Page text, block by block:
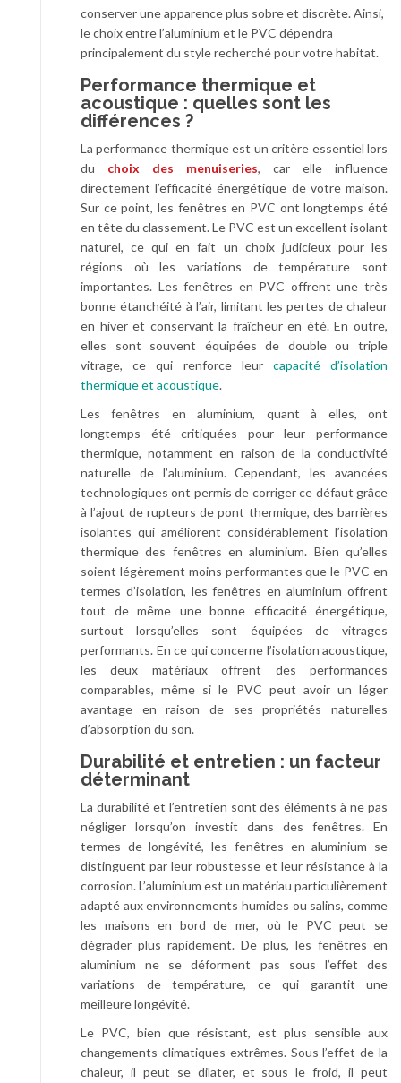
conserver une apparence plus sobre et discrète. Ainsi,
le choix entre l’aluminium et le PVC dépendra
principalement du style recherché pour votre habitat.
Performance thermique et
acoustique : quelles sont les
différences ?
La performance thermique est un critère essentiel lors
du choix des menuiseries, car elle influence
directement l’efficacité énergétique de votre maison.
Sur ce point, les fenêtres en PVC ont longtemps été
en tête du classement. Le PVC est un excellent isolant
naturel, ce qui en fait un choix judicieux pour les
régions où les variations de température sont
importantes. Les fenêtres en PVC offrent une très
bonne étanchéité à l’air, limitant les pertes de chaleur
en hiver et conservant la fraîcheur en été. En outre,
elles sont souvent équipées de double ou triple
vitrage, ce qui renforce leur capacité d’isolation
thermique et acoustique.
Les fenêtres en aluminium, quant à elles, ont
longtemps été critiquées pour leur performance
thermique, notamment en raison de la conductivité
naturelle de l’aluminium. Cependant, les avancées
technologiques ont permis de corriger ce défaut grâce
à l’ajout de rupteurs de pont thermique, des barrières
isolantes qui améliorent considérablement l’isolation
thermique des fenêtres en aluminium. Bien qu’elles
soient légèrement moins performantes que le PVC en
termes d’isolation, les fenêtres en aluminium offrent
tout de même une bonne efficacité énergétique,
surtout lorsqu’elles sont équipées de vitrages
performants. En ce qui concerne l’isolation acoustique,
les deux matériaux offrent des performances
comparables, même si le PVC peut avoir un léger
avantage en raison de ses propriétés naturelles
d’absorption du son.
Durabilité et entretien : un facteur
déterminant
La durabilité et l’entretien sont des éléments à ne pas
négliger lorsqu’on investit dans des fenêtres. En
termes de longévité, les fenêtres en aluminium se
distinguent par leur robustesse et leur résistance à la
corrosion. L’aluminium est un matériau particulièrement
adapté aux environnements humides ou salins, comme
les maisons en bord de mer, où le PVC peut se
dégrader plus rapidement. De plus, les fenêtres en
aluminium ne se déforment pas sous l’effet des
variations de température, ce qui garantit une
meilleure longévité.
Le PVC, bien que résistant, est plus sensible aux
changements climatiques extrêmes. Sous l’effet de la
chaleur, il peut se dilater, et sous le froid, il peut